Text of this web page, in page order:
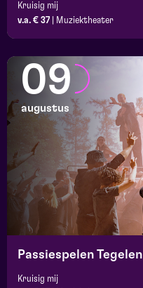
Kruisig mij
v.a. € 37
Muziektheater
09
augustus
Passiespelen Tegelen
Kruisig mij